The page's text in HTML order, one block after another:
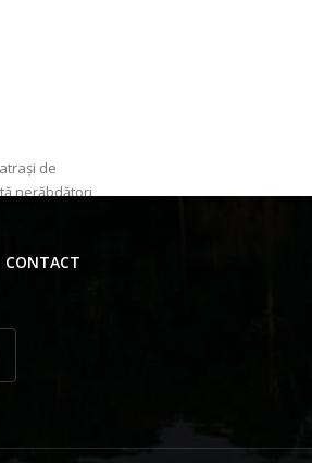
de
nerăbdători
CONTACT